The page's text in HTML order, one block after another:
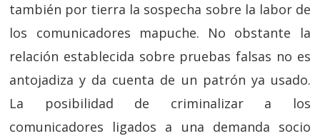
también por tierra la sospecha sobre la labor de
los comunicadores mapuche. No obstante la
relación establecida sobre pruebas falsas no es
antojadiza y da cuenta de un patrón ya usado.
La posibilidad de criminalizar a los
comunicadores ligados a una demanda socio